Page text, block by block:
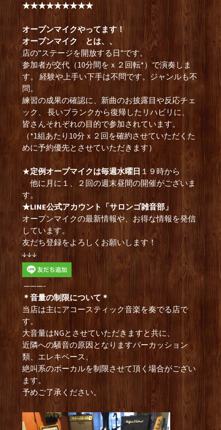
★★★★★★★★★
オープンマイクやってます！
オープンマイク とは、、
店の”ステージを開放する日”です。
参加者が交代（10分間をｘ２回転*）で演奏しま
す。 経験や上手い下手は不問です。ジャンルも不
問。
練習の成果の確認に、新曲のお披露目や反応チェ
ック、 長いブランクから復帰したリハビリに、
皆さんそれぞれの目的で参加されています。
（*1組あたり10分ｘ２回を確約させていただくた
めに予約優先とさせていただきます）
★定例オープマイクは毎週水曜日 １９時から
他に月に１、２回の週末昼間の開催がございま
す。
★LINE公式アカウント「サロンゴ雑音部」
オープンマイクの最新情報や、お得な情報を発信
しています。
友だち登録をよろしくお願いします！
↓↓↓
———-
＊音量の制限について＊
当店は主にアコースティック音楽を奏でる店で
す。
大音量はNGとさせていただきますと共に、
近隣への騒音の原因となりますパーカッション
類、エレキベース、
絶叫系のボーカルを制限させて頂く場合がござい
ます。
予めご了承ください。